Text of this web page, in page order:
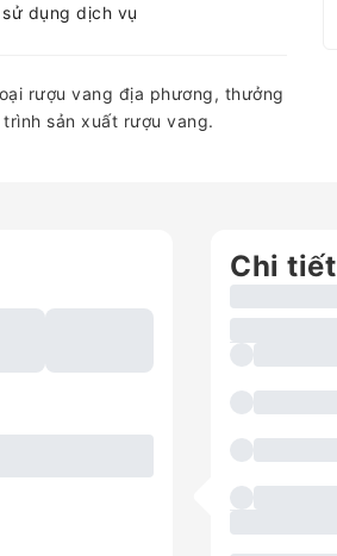
dụng dịch vụ
rượu vang địa phương, thưởng
sản xuất rượu vang.
Chi tiết